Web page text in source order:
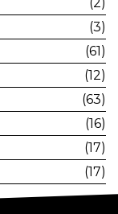
(3)
(61)
(12)
(63)
(16)
(17)
(17)